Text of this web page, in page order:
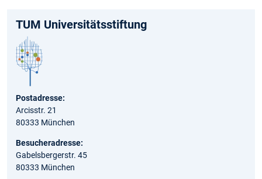
TUM Universitäts­stiftung
Postadresse:
Arcisstr. 21
80333 München
Besucheradresse:
Gabelsbergerstr. 45
80333 München